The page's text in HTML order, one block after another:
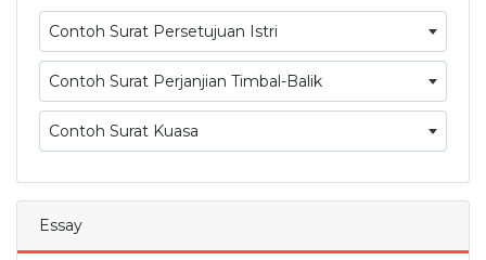
Contoh Surat Persetujuan Istri
Contoh Surat Perjanjian Timbal-Balik
Contoh Surat Kuasa
Essay